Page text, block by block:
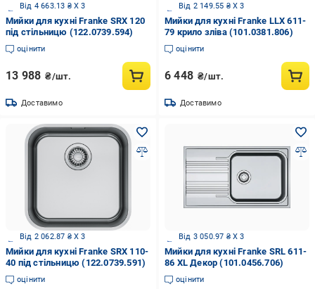
Від 4 663.13 ₴ X 3
Мийки для кухні Franke SRX 120
під стільницю (122.0739.594)
оцінити
13 988 ₴/шт.
Доставимо
Від 2 149.55 ₴ X 3
Мийки для кухні Franke LLX 611-
79 крило зліва (101.0381.806)
оцінити
6 448 ₴/шт.
Доставимо
Від 2 062.87 ₴ X 3
Мийки для кухні Franke SRX 110-
40 під стільницю (122.0739.591)
оцінити
Від 3 050.97 ₴ X 3
Мийки для кухні Franke SRL 611-
86 XL Декор (101.0456.706)
оцінити